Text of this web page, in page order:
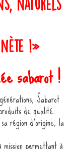
naturels
!»
sabarot !
Sabarot
de qualité.
région d’origine, la